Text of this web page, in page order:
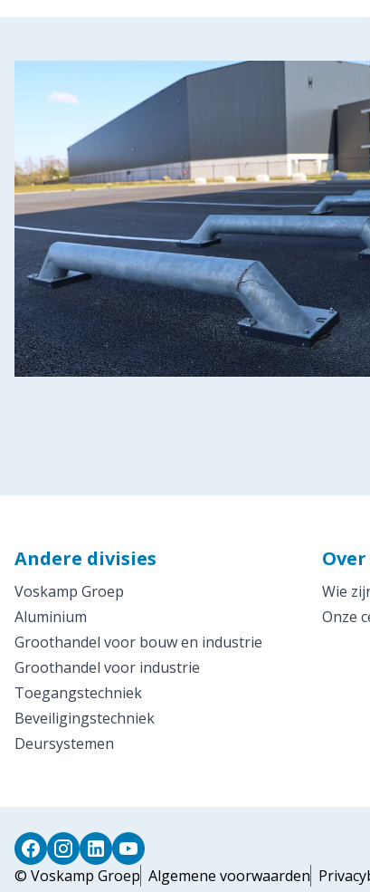
Andere divisies
Voskamp Groep
Aluminium
Groothandel voor bouw en industrie
Groothandel voor industrie
Toegangstechniek
Beveiligingstechniek
Deursystemen
Wie
Onze
© Voskamp Groep Algemene voorwaarden